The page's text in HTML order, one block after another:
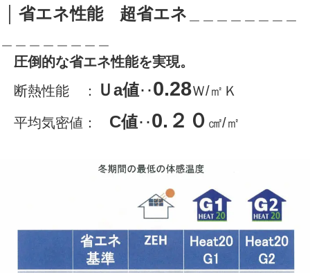
｜ 省エネ性能 超省エネ
圧倒的な省エネ性能を実現。
断熱性能 ：
Ｕa値･･0.28Ｗ/㎡Ｋ
平均気密値： C値･･0.２０ ㎠/㎡